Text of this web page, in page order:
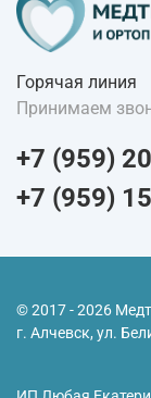
Горячая линия
Принимаем
+7 (959)
+7 (959)
© 2017 - 2026
г. Алчевск, ул.